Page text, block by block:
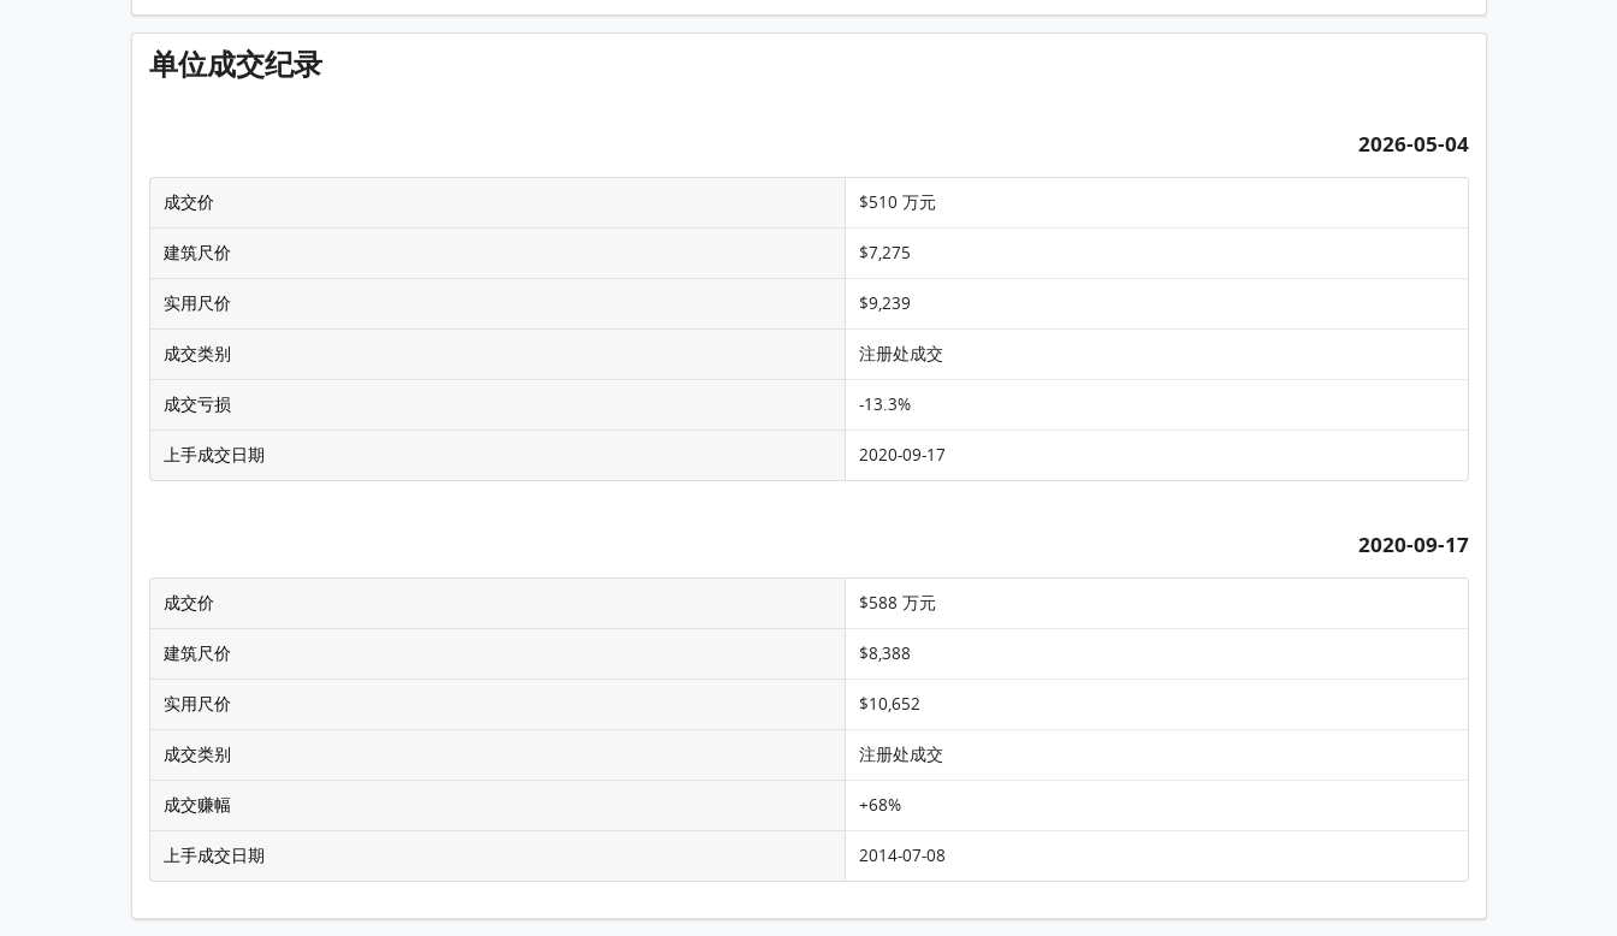
单位成交纪录
2026-05-04
成交价 $510 万元
建筑尺价 $7,275
实用尺价 $9,239
成交类别 注册处成交
成交亏损 -13.3%
上手成交日期 2020-09-17
2020-09-17
成交价 $588 万元
建筑尺价 $8,388
实用尺价 $10,652
成交类别 注册处成交
成交赚幅 +68%
上手成交日期 2014-07-08